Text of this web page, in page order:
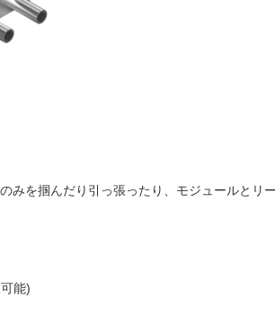
を掴んだり引っ張ったり、モジュールとリ
能)